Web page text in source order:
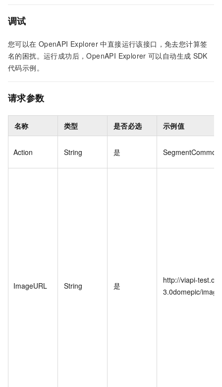
调试
您可以在 OpenAPI Explorer 中直接运行该接口，免去您计算签
名的困扰。运行成功后，OpenAPI Explorer 可以自动生成 SDK
代码示例。
请求参数
名称 类型 是否必选 示例值
Action String 是
ImageURL String 是
http://viapi-
3.0domepic/